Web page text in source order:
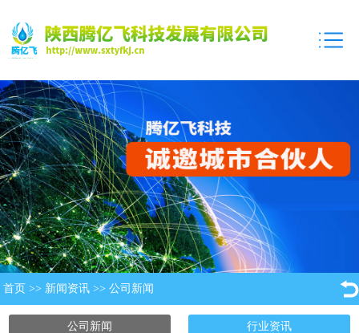
首页 >> 新闻资讯 >> 公司新闻
公司新闻 行业资讯